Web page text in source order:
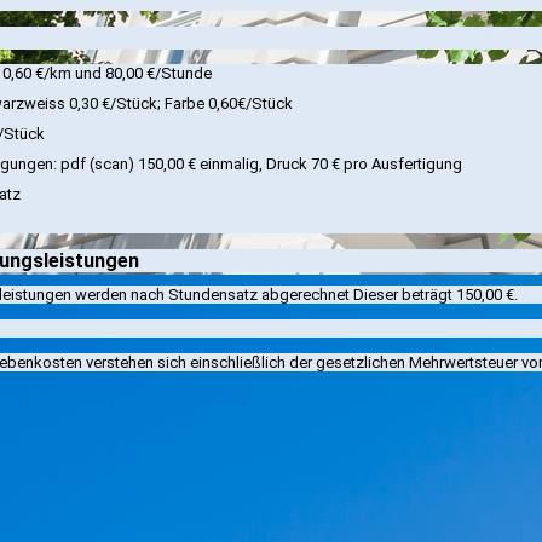
€/km und 80,00 €/Stunde
0,30 €/Stück; Farbe 0,60€/Stück
Stück
pdf (scan) 150,00 € einmalig, Druck 70 € pro Ausfertigung
werden nach Stundensatz abgerechnet Dieser beträgt 150,00 €.
verstehen sich einschließlich der gesetzlichen Mehrwertsteuer